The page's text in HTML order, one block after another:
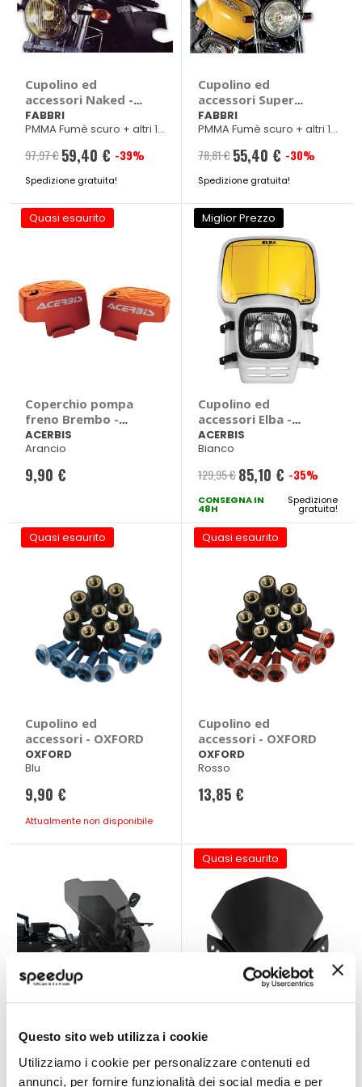
Questo sito web utilizza i cookie
Utilizziamo i cookie per personalizzare contenuti ed
annunci, per fornire funzionalità dei social media e per
Cupolino ed
accessori Naked -
FABBRI Aprilia
Moto, Bmw R1150,
R850, Cagiva Planet,
Ducati Monster,
Honda CB, Hornet,
ER5, ZRX
FABBRI
PMMA Fumè scuro + altri 16
97,97 € Prezzo
speciale
59,40 € -39%
Spedizione gratuita!
Cupolino ed
accessori Super
Sportif - FABBRI
Aprilia Moto, Bmw
R1150, R850, Cagiva
Planet, Raptor,
Ducati Monster,
X-Eleven, Kawasaki
ER5
FABBRI
PMMA Fumè scuro + altri 19
78,81 € Prezzo
speciale
55,40 € -30%
Spedizione gratuita!
Quasi esaurito
Coperchio pompa
freno Brembo -
ACERBIS
ACERBIS
Arancio
9,90 €
Miglior Prezzo
Cupolino ed
accessori Elba -
ACERBIS
ACERBIS
Bianco
129,95 € Prezzo
speciale
85,10 € -35%
CONSEGNA IN
48H
Spedizione
gratuita!
Quasi esaurito
Cupolino ed
accessori - OXFORD
OXFORD
Blu
9,90 €
Attualmente non disponibile
Quasi esaurito
Cupolino ed
accessori - OXFORD
OXFORD
Rosso
13,85 €
Cupolino ed
accessori Honda
Honda X-ADV 2021>
BARRACUDA
Quasi esaurito
Cupolino ed
accessori Fulmine -
ACERBIS
ACERBIS